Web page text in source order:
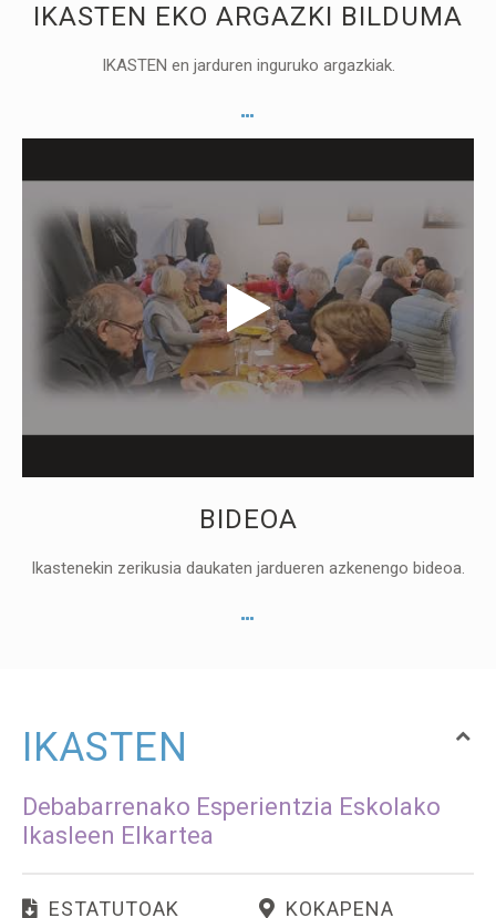
IKASTEN EKO ARGAZKI BILDUMA
IKASTEN en jarduren inguruko argazkiak.
BIDEOA
Ikastenekin zerikusia daukaten jardueren azkenengo bideoa.
IKASTEN
Debabarrenako Esperientzia Eskolako
Ikasleen Elkartea
ESTATUTOAK KOKAPENA